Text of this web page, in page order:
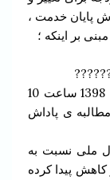
پایان خدمت ،
بر اینکه ؛
????بار دیگر در روز شنبه 5 مرداد ماه 1398 ساعت 10
ی پاداش
ملی نسبت به
پیدا کرده